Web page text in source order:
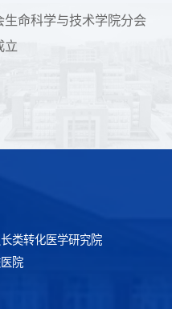
生命科学与技术学院分会
立
类转化医学研究院
院